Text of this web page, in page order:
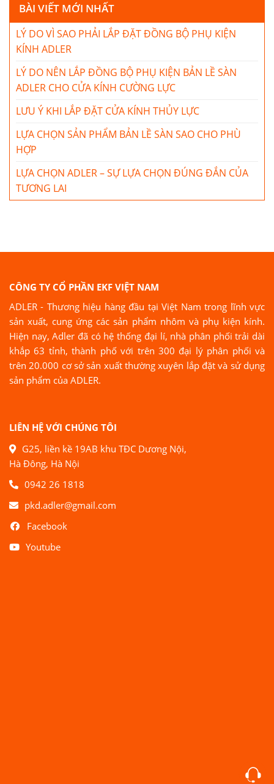
BÀI VIẾT MỚI NHẤT
LÝ DO VÌ SAO PHẢI LẮP ĐẶT ĐỒNG BỘ PHỤ KIỆN
KÍNH ADLER
LÝ DO NÊN LẮP ĐỒNG BỘ PHỤ KIỆN BẢN LỀ SÀN
ADLER CHO CỬA KÍNH CƯỜNG LỰC
LƯU Ý KHI LẮP ĐẶT CỬA KÍNH THỦY LỰC
LỰA CHỌN SẢN PHẨM BẢN LỀ SÀN SAO CHO PHÙ
HỢP
LỰA CHỌN ADLER – SỰ LỰA CHỌN ĐÚNG ĐẮN CỦA
TƯƠNG LAI
CÔNG TY CỔ PHẦN EKF VIỆT NAM
ADLER - Thương hiệu hàng đầu tại Việt Nam trong lĩnh vực
sản xuất, cung ứng các sản phẩm nhôm và phụ kiện kính.
Hiện nay, Adler đã có hệ thống đại lí, nhà phân phối trải dài
khắp 63 tỉnh, thành phố với trên 300 đại lý phân phối và
trên 20.000 cơ sở sản xuất thường xuyên lắp đặt và sử dụng
sản phẩm của ADLER.
LIÊN HỆ VỚI CHÚNG TÔI
G25, liền kề 19AB khu TĐC Dương Nội,
Hà Đông, Hà Nội
0942 26 1818
pkd.adler@gmail.com
Facebook
Youtube